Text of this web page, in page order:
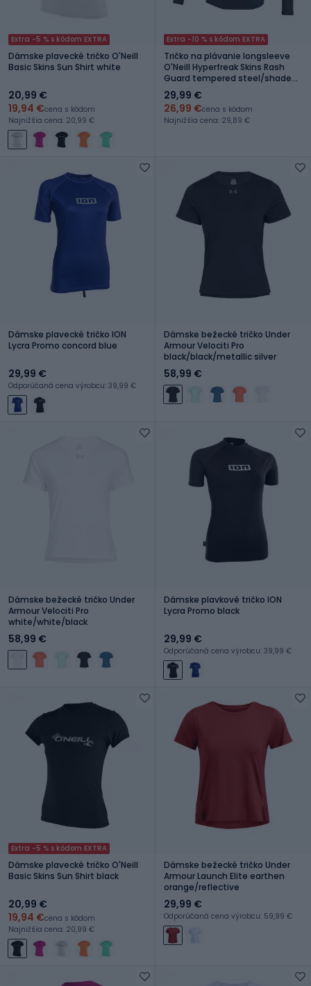
Extra -5 % s kódom EXTRA
Dámske plavecké tričko O'Neill
Basic Skins Sun Shirt white
20,99 €
19,94 €cena s kódom
Najnižšia cena: 20,99 €
Extra -10 % s kódom EXTRA
Tričko na plávanie longsleeve
O'Neill Hyperfreak Skins Rash
Guard tempered steel/shaded
island sky
29,99 €
26,99 €cena s kódom
Najnižšia cena: 29,89 €
Dámske plavecké tričko ION
Lycra Promo concord blue
29,99 €
Odporúčaná cena výrobcu: 39,99 €
Dámske bežecké tričko Under
Armour Velociti Pro
black/black/metallic silver
58,99 €
Dámske bežecké tričko Under
Armour Velociti Pro
white/white/black
58,99 €
Dámske plavkové tričko ION
Lycra Promo black
29,99 €
Odporúčaná cena výrobcu: 39,99 €
Extra -5 % s kódom EXTRA
Dámske plavecké tričko O'Neill
Basic Skins Sun Shirt black
20,99 €
19,94 €cena s kódom
Najnižšia cena: 20,99 €
Dámske bežecké tričko Under
Armour Launch Elite earthen
orange/reflective
29,99 €
Odporúčaná cena výrobcu: 59,99 €